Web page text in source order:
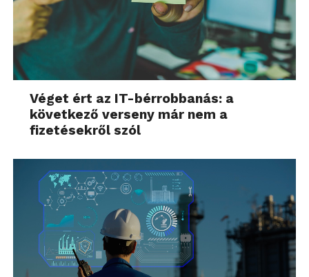
Véget ért az IT-bérrobbanás: a
következő verseny már nem a
fizetésekről szól